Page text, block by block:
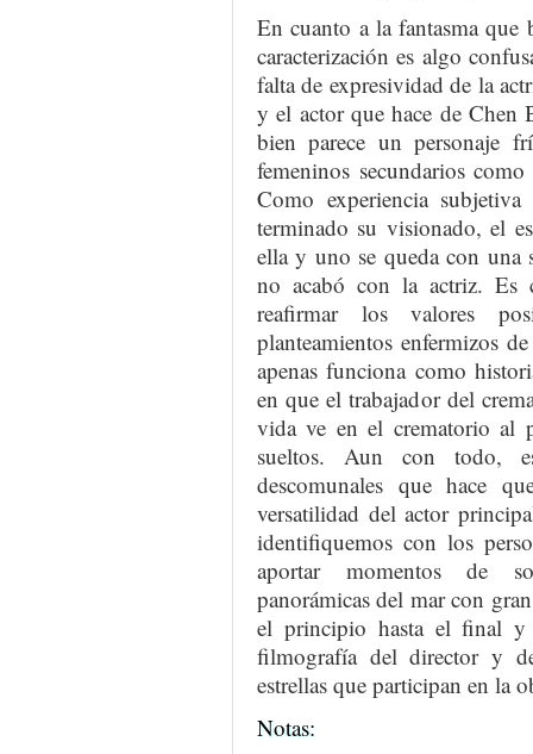
En cuanto a la fantasma
caracterización es algo
falta de expresividad de la
y el actor que hace de Chen
bien parece un personaje
femeninos secundarios
Como experiencia
terminado su visionado, el
ella y uno se queda con una
no acabó con la actriz. Es
reafirmar los valores
planteamientos enfermizos
apenas funciona como
en que el trabajador del
vida ve en el crematorio al
sueltos. Aun con todo,
descomunales que hace
versatilidad del actor
identifiquemos con los
aportar momentos de
panorámicas del mar con
el principio hasta el final y
filmografía del director y
estrellas que participan en la
Notas: